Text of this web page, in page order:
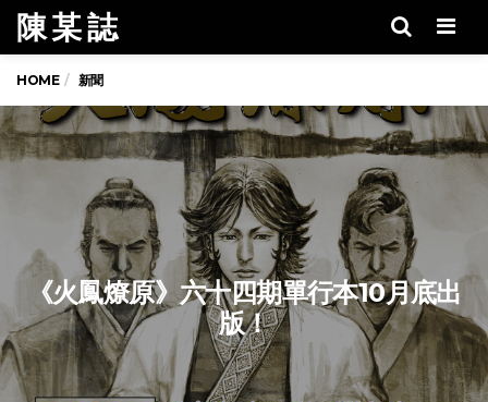
陳 某 誌
HOME 新聞
《火鳳燎原》六十四期單行本10月底出
版！